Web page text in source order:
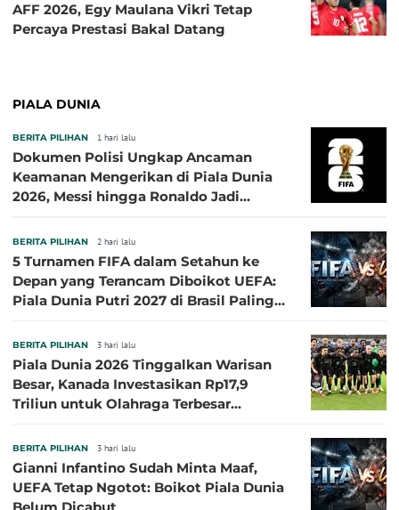
AFF 2026, Egy Maulana Vikri Tetap
Percaya Prestasi Bakal Datang
PIALA DUNIA
BERITA PILIHAN 1 hari lalu
Dokumen Polisi Ungkap Ancaman
Keamanan Mengerikan di Piala Dunia
2026, Messi hingga Ronaldo Jadi
BERITA PILIHAN 2 hari lalu
5 Turnamen FIFA dalam Setahun ke
Depan yang Terancam Diboikot UEFA:
Piala Dunia Putri 2027 di Brasil Paling
BERITA PILIHAN 3 hari lalu
Piala Dunia 2026 Tinggalkan Warisan
Besar, Kanada Investasikan Rp17,9
Triliun untuk Olahraga Terbesar
BERITA PILIHAN 3 hari lalu
Gianni Infantino Sudah Minta Maaf,
UEFA Tetap Ngotot: Boikot Piala Dunia